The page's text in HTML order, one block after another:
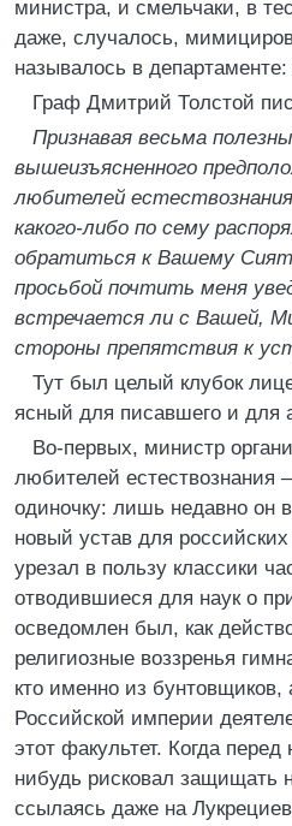
министра, и смельчаки, в
даже, случалось,
называлось в
Граф Дмитрий Толстой
Признавая весьма
вышеизъясненного
любителей
какого-либо по сему
обратиться к Вашему
просьбой почтить меня
встречается ли с Вашей,
стороны препятствия к
Тут был целый клубок
ясный для писавшего и для
Во-первых, министр
любителей естествознания
одиночку: лишь недавно он
новый устав для
урезал в пользу классики
отводившиеся для наук о
осведомлен был, как
религиозные воззренья
кто именно из бунтовщиков,
Российской империи
этот факультет. Когда перед
нибудь рисковал защищать
ссылаясь даже на